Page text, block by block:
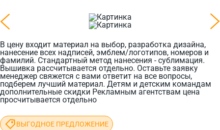
В цену входит материал на выбор, разработка дизайна,
нанесение всех надписей, эмблем/логотипов, номеров и
фамилий. Стандартный метод нанесения - сублимация.
Вышивка рассчитывается отдельно. Оставьте заявку
менеджер свяжется с вами ответит на все вопросы,
подберем лучший материал. Детям и детским командам
дополнительные скидки Рекламным агентствам цена
просчитывается отдельно
ВЫГОДНОЕ ПРЕДЛОЖЕНИЕ